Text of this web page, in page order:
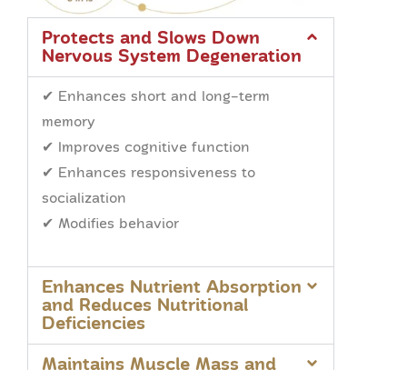
Protects and Slows Down
Nervous System Degeneration
✔ Enhances short and long-term
memory
✔ Improves cognitive function
✔ Enhances responsiveness to
socialization
✔ Modifies behavior
Enhances Nutrient Absorption
and Reduces Nutritional
Deficiencies
Maintains Muscle Mass and